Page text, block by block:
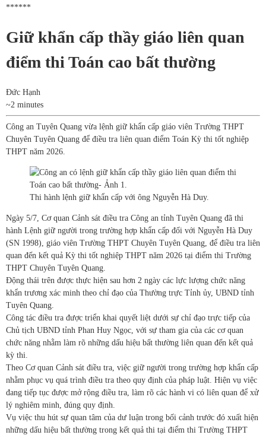
******
Giữ khẩn cấp thầy giáo liên quan
điểm thi Toán cao bất thường
Đức Hạnh
~2 minutes
Công an Tuyên Quang vừa lệnh giữ khẩn cấp giáo viên Trường THPT
Chuyên Tuyên Quang để điều tra liên quan điểm Toán Kỳ thi tốt nghiệp
THPT năm 2026.
Thi hành lệnh giữ khẩn cấp với ông Nguyễn Hà Duy.
Ngày 5/7, Cơ quan Cảnh sát điều tra Công an tỉnh Tuyên Quang đã thi
hành Lệnh giữ người trong trường hợp khẩn cấp đối với Nguyễn Hà Duy
(SN 1998), giáo viên Trường THPT Chuyên Tuyên Quang, để điều tra liên
quan đến kết quả Kỳ thi tốt nghiệp THPT năm 2026 tại điểm thi Trường
THPT Chuyên Tuyên Quang.
Động thái trên được thực hiện sau hơn 2 ngày các lực lượng chức năng
khẩn trương xác minh theo chỉ đạo của Thường trực Tỉnh ủy, UBND tỉnh
Tuyên Quang.
Công tác điều tra được triển khai quyết liệt dưới sự chỉ đạo trực tiếp của
Chủ tịch UBND tỉnh Phan Huy Ngọc, với sự tham gia của các cơ quan
chức năng nhằm làm rõ những dấu hiệu bất thường liên quan đến kết quả
kỳ thi.
Theo Cơ quan Cảnh sát điều tra, việc giữ người trong trường hợp khẩn cấp
nhằm phục vụ quá trình điều tra theo quy định của pháp luật. Hiện vụ việc
đang tiếp tục được mở rộng điều tra, làm rõ các hành vi có liên quan để xử
lý nghiêm minh, đúng quy định.
Vụ việc thu hút sự quan tâm của dư luận trong bối cảnh trước đó xuất hiện
những dấu hiệu bất thường trong kết quả thi tại điểm thi Trường THPT